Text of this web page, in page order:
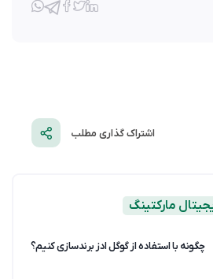
اشتراک گذاری مطلب
مارکتینگ
چگونه با استفاده از گوگل ادز برندسازی کنیم؟